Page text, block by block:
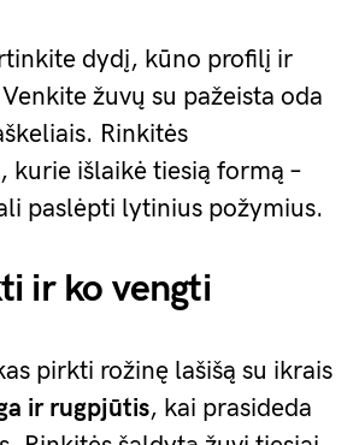
dydį, kūno profilį ir
žuvų su pažeista oda
Rinkitės
kurie išlaikė tiesią formą –
paslėpti lytinius požymius.
ir ko vengti
pirkti rožinę lašišą su ikrais
ir rugpjūtis, kai prasideda